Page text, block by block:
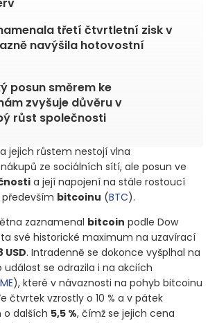
třetí čtvrtletní zisk v
navýšila hotovostní
posun směrem ke
zvyšuje důvěru v
růst společnosti
jejich růstem nestojí vlna
ze sociálních sítí, ale posun ve
a její napojení na stále rostoucí
bitcoinu (BTC).
zaznamenal bitcoin podle Dow
své historické maximum na uzavírací
USD. Intradenně se dokonce vyšplhal na
událost se odrazila i na akciích
), které v návaznosti na pohyb bitcoinu
čtvrtek vzrostly o 10 % a v pátek
o dalších 5,5 %, čímž se jejich cena